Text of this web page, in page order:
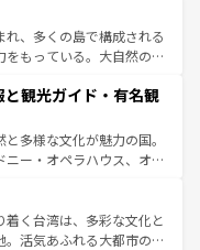
ッピング、エンターテイ
ットだ。一方、アメリカ
ドキャニオンやイエロー
と美食が融合した独特の
各地域で異なる魅力を楽
歴史を感じることができ
や列車の旅も、アメリカ
、多くの島で構成される
もっている。大自然の神
の観光地といえばオアフ
マウイ島やカウアイ島が
輝く海をはじめ、豊かな
ロハスピリット」と呼ば
ハワイアンミュージッ
べてがハワイの魅力を彩
見と感動が待っているハ
観光ガイド・有名観
多様な文化が魅力の国。
ー・オペラハウス、オー
るウルル（エアーズロッ
やケアンズの熱帯雨林な
カフェやワイン、オージ
く台湾は、多彩な文化と
活気あふれる大都市の台